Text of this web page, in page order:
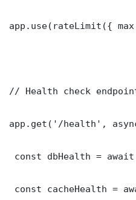
app.use(rateLimit({
// Health check
app.get('/health',
const dbHealth =
const cacheHealth =